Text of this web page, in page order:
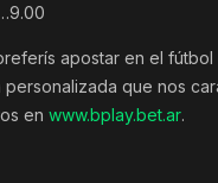
apostar en el
que nos
en www.bplay.bet.ar.